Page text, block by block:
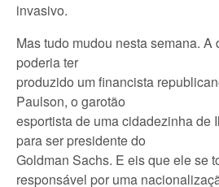
invasivo.
Mas tudo mudou nesta semana. A
poderia ter
produzido um financista
Paulson, o garotão
esportista de uma cidadezinha de
para ser presidente do
Goldman Sachs. E eis que ele se
responsável por uma